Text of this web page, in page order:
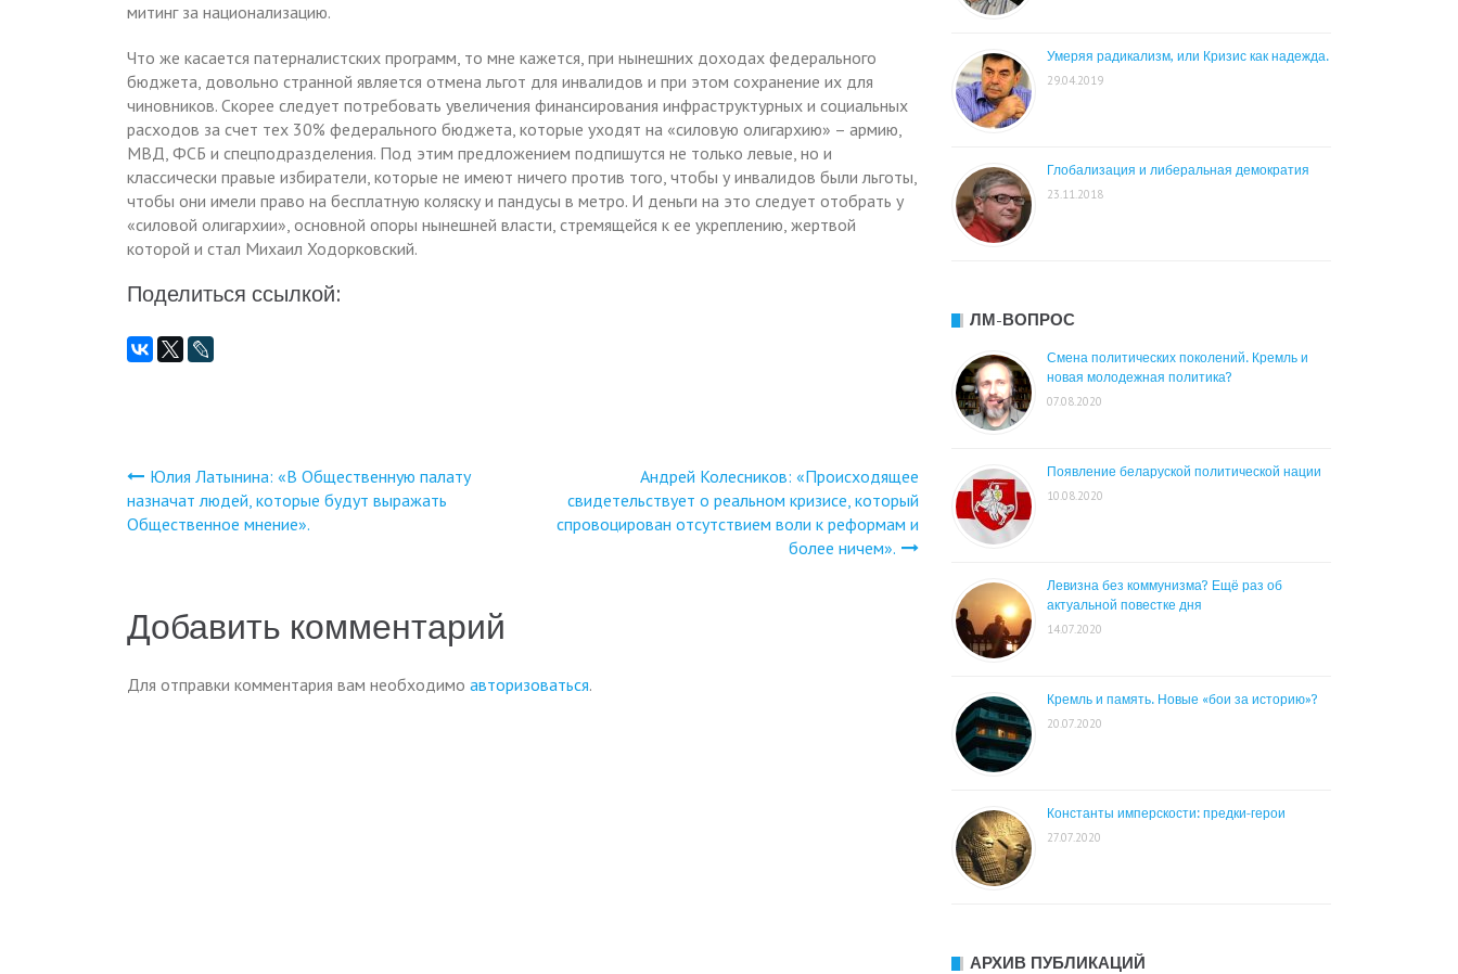
митинг за национализацию.
Что же касается патерналистских программ, то мне кажется, при нынешних доходах федерального
бюджета, довольно странной является отмена льгот для инвалидов и при этом сохранение их для
чиновников. Скорее следует потребовать увеличения финансирования инфраструктурных и социальных
расходов за счет тех 30% федерального бюджета, которые уходят на «силовую олигархию» – армию,
МВД, ФСБ и спецподразделения. Под этим предложением подпишутся не только левые, но и
классически правые избиратели, которые не имеют ничего против того, чтобы у инвалидов были льготы,
чтобы они имели право на бесплатную коляску и пандусы в метро. И деньги на это следует отобрать у
«силовой олигархии», основной опоры нынешней власти, стремящейся к ее укреплению, жертвой
которой и стал Михаил Ходорковский.
Поделиться ссылкой:
Навигация
по
записям
Юлия Латынина: «В Общественную палату
назначат людей, которые будут выражать
Общественное мнение».
Андрей Колесников: «Происходящее
свидетельствует о реальном кризисе, который
спровоцирован отсутствием воли к реформам и
более ничем».
Добавить комментарий
Для отправки комментария вам необходимо авторизоваться.
Умеряя радикализм, или Кризис как надежда.
29.04.2019
Глобализация и либеральная демократия
23.11.2018
ЛМ-ВОПРОС
Смена политических поколений. Кремль и
новая молодежная политика?
07.08.2020
Появление беларуской политической нации
10.08.2020
Левизна без коммунизма? Ещё раз об
актуальной повестке дня
14.07.2020
Кремль и память. Новые «бои за историю»?
20.07.2020
Константы имперскости: предки-герои
27.07.2020
АРХИВ ПУБЛИКАЦИЙ